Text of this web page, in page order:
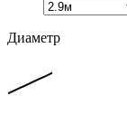
Диаметр